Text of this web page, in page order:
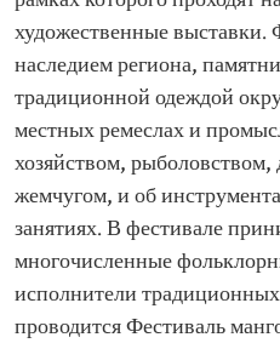
художественные выставки.
наследием региона,
традиционной одеждой
местных ремеслах и
хозяйством, рыболовством,
жемчугом, и об
занятиях. В фестивале
многочисленные
исполнители
проводится Фестиваль